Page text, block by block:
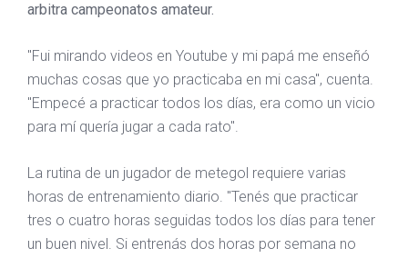
arbitra campeonatos amateur.
"Fui mirando videos en Youtube y mi papá me enseñó
muchas cosas que yo practicaba en mi casa", cuenta.
"Empecé a practicar todos los días, era como un vicio
para mí quería jugar a cada rato".
La rutina de un jugador de metegol requiere varias
horas de entrenamiento diario. "Tenés que practicar
tres o cuatro horas seguidas todos los días para tener
un buen nivel. Si entrenás dos horas por semana no